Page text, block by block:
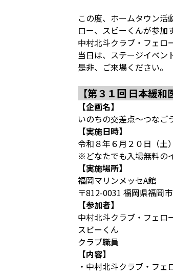
この度、ホームタウン活
ロー、スビーくんが参加
中村北斗クラブ・フェロ
当日は、ステージイベン
是非、ご来場ください。
【第３１回 日本緩
【企画名】
いのちの交差点～つなご
【実施日時】
令和８年６月２０日（土
※どなたでも入場無料の
【実施場所】
福岡マリンメッセA館
〒812-0031 福岡県福岡
【参加者】
中村北斗クラブ・フェロ
スビーくん
クラブ職員
【内容】
・中村北斗クラブ・フェ